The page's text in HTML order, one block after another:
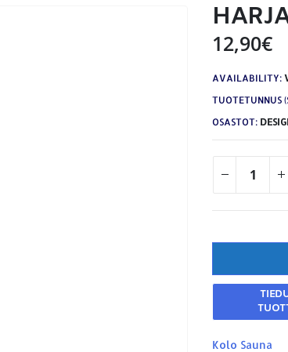
12,90€
AVAILABILITY:
TUOTETUNNUS
OSASTOT:
Kolo Sauna